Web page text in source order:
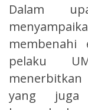
Dalam
membenahi
pelaku
yang juga